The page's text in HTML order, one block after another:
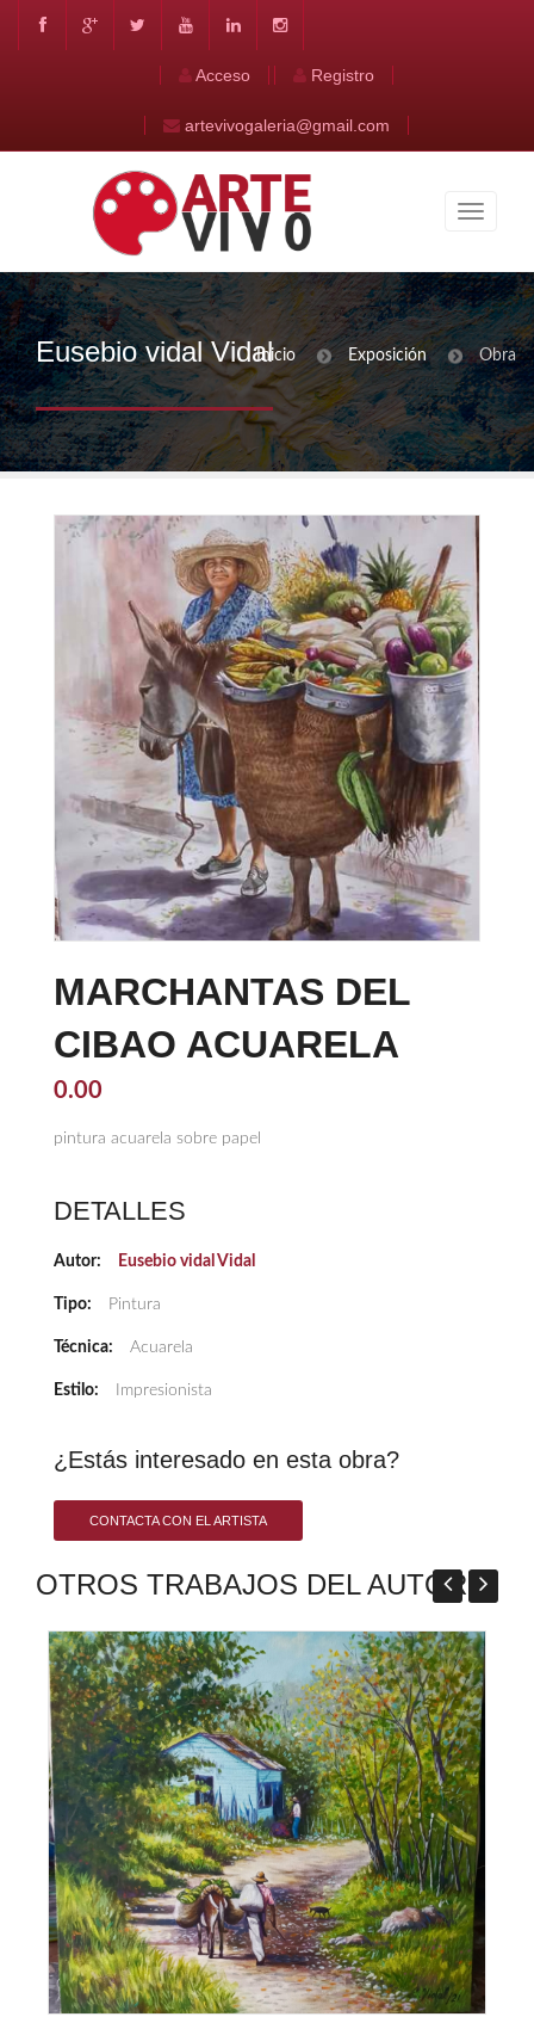
Acceso Registro
artevivogaleria@gmail.com
Eusebio vidal VidalInicio Exposición Obra
MARCHANTAS DEL
CIBAO ACUARELA
0.00
pintura acuarela sobre papel
DETALLES
Autor: Eusebio vidal Vidal
Tipo: Pintura
Técnica: Acuarela
Estilo: Impresionista
¿Estás interesado en esta obra?
CONTACTA CON EL ARTISTA
OTROS TRABAJOS DEL AUTOR